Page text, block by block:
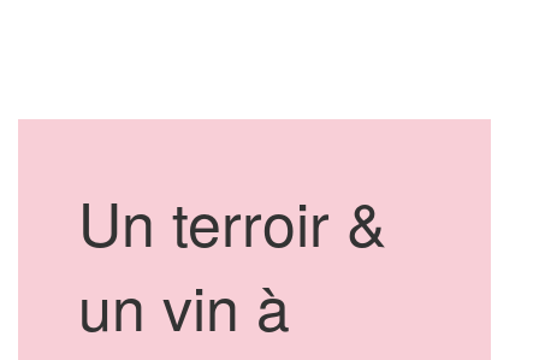
Un terroir &
un vin à